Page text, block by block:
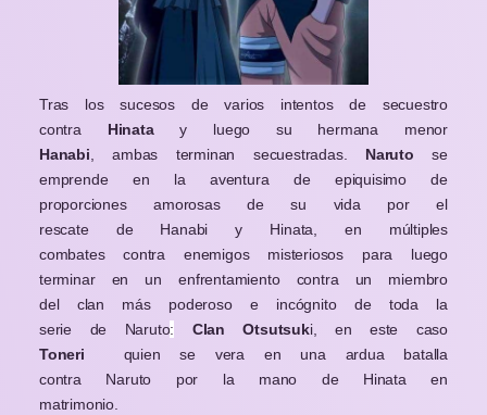
Tras los sucesos de varios intentos de secuestro
contra Hinatay luego su hermana menor
Hanabi , ambas terminan secuestradas. Narutose
emprende en la aventura de epiquisimo de
proporciones amorosas de su vida por el
rescate de Hanabi y Hinata, en múltiples
combates contra enemigos misteriosos para luego
terminar en un enfrentamiento contra un miembro
del clan más poderoso e incógnito de toda la
serie de Naruto: Clan Otsutsuki, en este caso
Toneri quien se vera en una ardua batalla
contra Naruto por la mano de Hinata en
matrimonio.